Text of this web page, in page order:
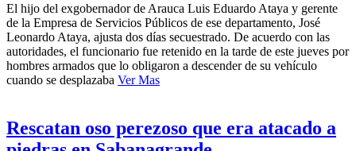
El hijo del exgobernador de Arauca Luis Eduardo Ataya y gerente
de la Empresa de Servicios Públicos de ese departamento, José
Leonardo Ataya, ajusta dos días secuestrado. De acuerdo con las
autoridades, el funcionario fue retenido en la tarde de este jueves por
hombres armados que lo obligaron a descender de su vehículo
cuando se desplazaba Ver Mas
Rescatan oso perezoso que era atacado a